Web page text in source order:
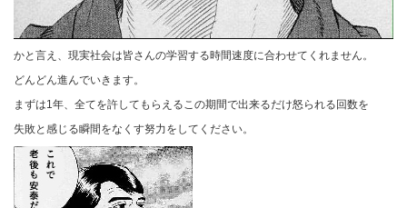
かと言え、現実社会は皆さんの学習する時間速度に合わせてくれません。
どんどん進んでいきます。
まずは1年、全てを許してもらえるこの期間で出来るだけ怒られる回数を
失敗と感じる瞬間をなくす努力をしてください。